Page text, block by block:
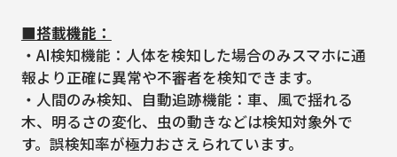
■搭載機能：
・AI検知機能：人体を検知した場合のみスマホに通
報より正確に異常や不審者を検知できます。
・人間のみ検知、自動追跡機能：車、風で揺れる
木、明るさの変化、虫の動きなどは検知対象外で
す。誤検知率が極力おさえられています。